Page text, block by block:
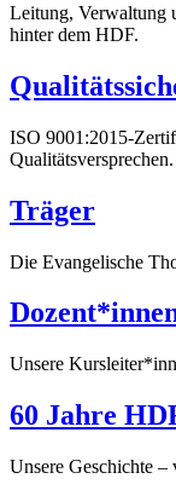
Leitung, Verwaltung
hinter dem HDF.
ISO 9001:2015-
Qualitätsversprechen.
Träger
Die Evangelische
Unsere
60 Jahre
Unsere Geschichte –